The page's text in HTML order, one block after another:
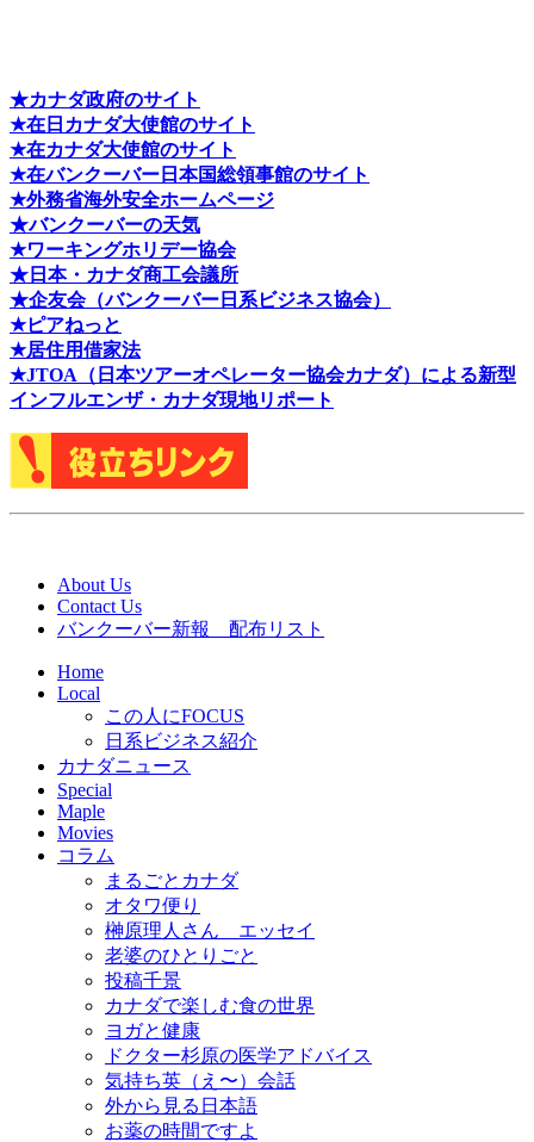
★カナダ政府のサイト
★在日カナダ大使館のサイト
★在カナダ大使館のサイト
★在バンクーバー日本国総領事館のサイト
★外務省海外安全ホームページ
★バンクーバーの天気
★ワーキングホリデー協会
★日本・カナダ商工会議所
★企友会（バンクーバー日系ビジネス協会）
★ピアねっと
★居住用借家法
★JTOA（日本ツアーオペレーター協会カナダ）による新型
インフルエンザ・カナダ現地リポート
About Us
Contact Us
バンクーバー新報 配布リスト
Home
Local
この人にFOCUS
日系ビジネス紹介
カナダニュース
Special
Maple
Movies
コラム
まるごとカナダ
オタワ便り
榊原理人さん エッセイ
老婆のひとりごと
投稿千景
カナダで楽しむ食の世界
ヨガと健康
ドクター杉原の医学アドバイス
気持ち英（え〜）会話
外から見る日本語
お薬の時間ですよ